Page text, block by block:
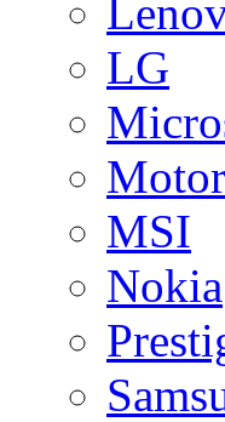
LG
MSI
Nokia